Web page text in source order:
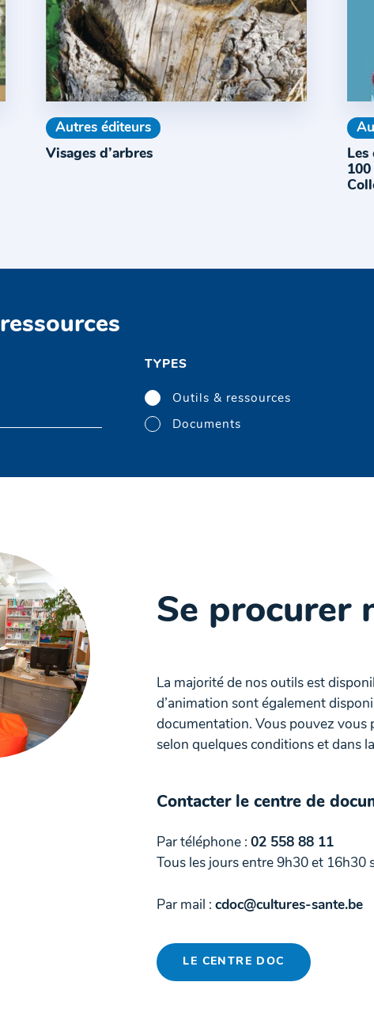
Autres éditeurs
Visages d’arbres
Les
TYPES
Outils & ressources
Documents
Se procurer
La majorité de nos outils est
d’animation sont également
documentation. Vous pouvez
selon quelques conditions et dans
Contacter le centre de
Par téléphone : 02 558 88 11
Tous les jours entre 9h30 et 16h30
Par mail : cdoc@cultures-sante.be
LE CENTRE DOC